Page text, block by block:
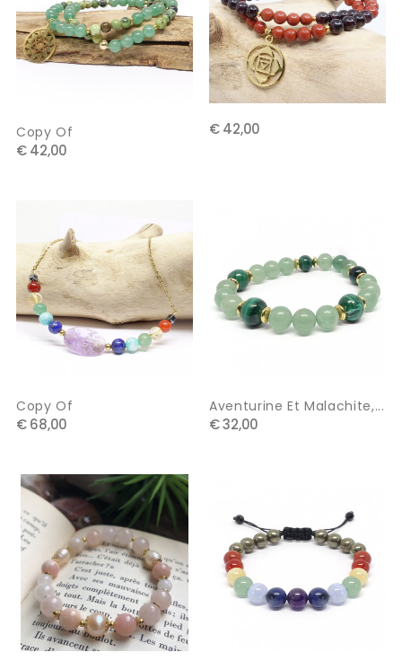
Copy Of
€ 42,00
€ 42,00
Copy Of
€ 68,00
Aventurine Et Malachite,...
€ 32,00